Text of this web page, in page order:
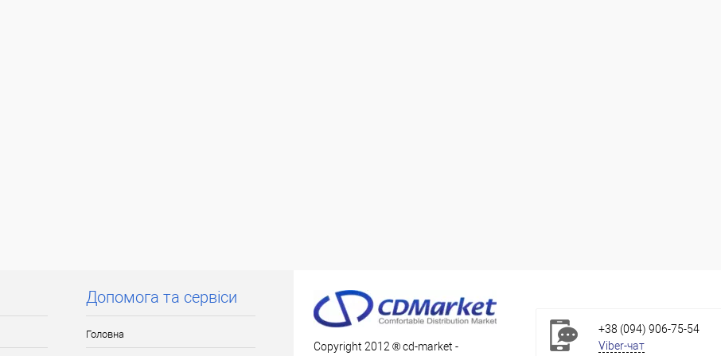
Допомога та сервіси
Головна
Copyright 2012 ® cd-market -
+38 (094) 906-75-54
Viber-чат